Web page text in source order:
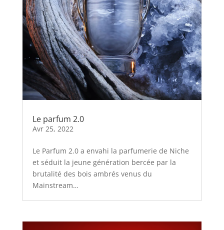
Le parfum 2.0
Avr 25, 2022
Le Parfum 2.0 a envahi la parfumerie de Niche
et séduit la jeune génération bercée par la
brutalité des bois ambrés venus du
Mainstream…